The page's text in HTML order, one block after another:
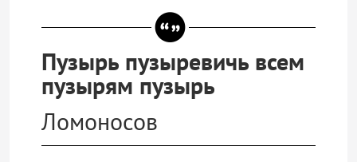
Пузырь пузыревичь всем
пузырям пузырь
Ломоносов